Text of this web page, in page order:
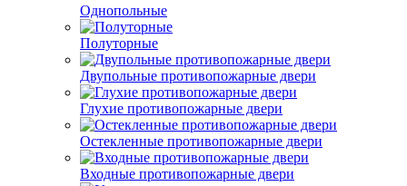
Однопольные
Полуторные
Двупольные противопожарные двери
Глухие противопожарные двери
Остекленные противопожарные двери
Входные противопожарные двери